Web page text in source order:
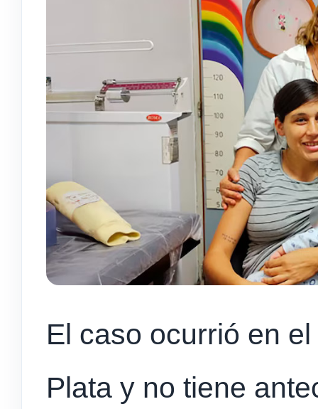
El caso ocurrió en
Plata y no tiene